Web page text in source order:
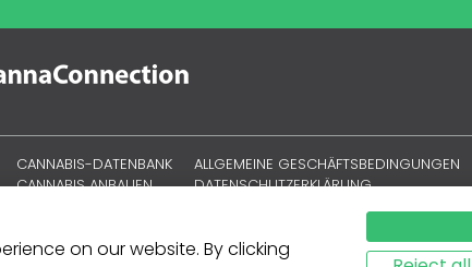
CANNABIS-DATENBANK
CANNABIS ANBAUEN
ALLGEMEINE GESCHÄFTSBEDINGUNGEN
DATENSCHUTZERKLÄRUNG
on our website. By clicking